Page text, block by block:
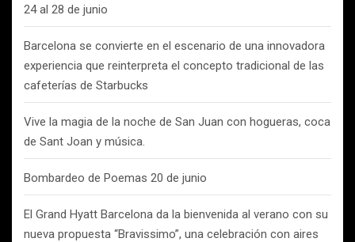
24 al 28 de junio
Barcelona se convierte en el escenario de una innovadora
experiencia que reinterpreta el concepto tradicional de las
cafeterías de Starbucks
Vive la magia de la noche de San Juan con hogueras, coca
de Sant Joan y música.
Bombardeo de Poemas 20 de junio
El Grand Hyatt Barcelona da la bienvenida al verano con su
nueva propuesta “Bravissimo”, una celebración con aires